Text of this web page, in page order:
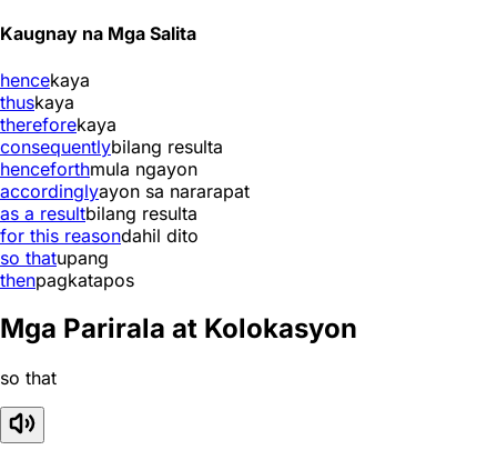
Kaugnay na Mga Salita
hencekaya
thuskaya
thereforekaya
consequentlybilang resulta
henceforthmula ngayon
accordinglyayon sa nararapat
as a resultbilang resulta
for this reasondahil dito
so thatupang
thenpagkatapos
Mga Parirala at Kolokasyon
so that